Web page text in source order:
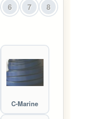
6 7 8
C-Marine